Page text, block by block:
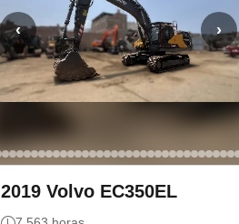
‹ ›
2019 Volvo EC350EL